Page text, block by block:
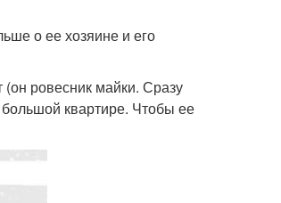
о ее хозяине и его
ровесник майки. Сразу
большой квартире. Чтобы ее